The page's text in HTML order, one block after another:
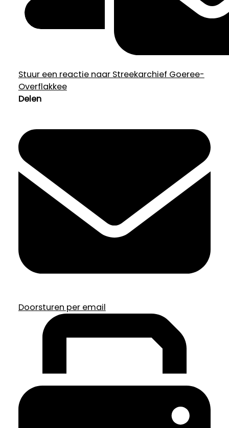
Stuur een reactie naar Streekarchief Goeree-
Overflakkee
Delen
Doorsturen per email